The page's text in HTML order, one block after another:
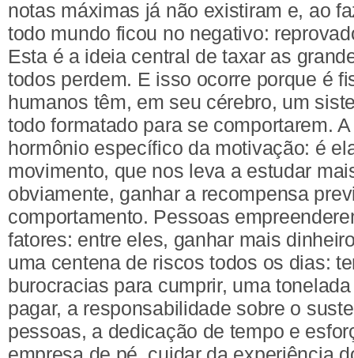
notas máximas já não existiram e, ao
todo mundo ficou no negativo:
Esta é a ideia central de taxar as
todos perdem. E isso ocorre porque é
humanos têm, em seu cérebro, um
todo formatado para se comportarem.
hormônio específico da motivação: é
movimento, que nos leva a estudar
obviamente, ganhar a recompensa
comportamento. Pessoas
fatores: entre eles, ganhar mais
uma centena de riscos todos os dias:
burocracias para cumprir, uma
pagar, a responsabilidade sobre o
pessoas, a dedicação de tempo e